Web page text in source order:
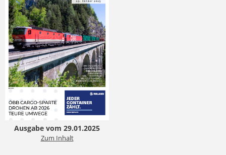
Ausgabe vom 29.01.2025
Zum Inhalt